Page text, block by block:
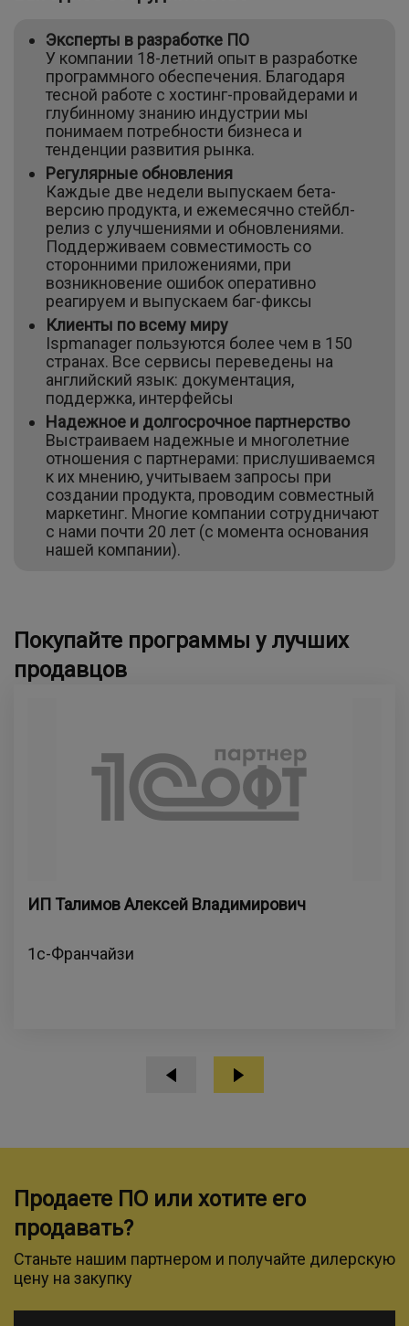
Эксперты в разработке ПО
У компании 18-летний опыт в разработке
программного обеспечения. Благодаря
тесной работе с хостинг-провайдерами и
глубинному знанию индустрии мы
понимаем потребности бизнеса и
тенденции развития рынка.
Регулярные обновления
Каждые две недели выпускаем бета-
версию продукта, и ежемесячно стейбл-
релиз с улучшениями и обновлениями.
Поддерживаем совместимость со
сторонними приложениями, при
возникновение ошибок оперативно
реагируем и выпускаем баг-фиксы
Клиенты по всему миру
Ispmanager пользуются более чем в 150
странах. Все сервисы переведены на
английский язык: документация,
поддержка, интерфейсы
Надежное и долгосрочное партнерство
Выстраиваем надежные и многолетние
отношения с партнерами: прислушиваемся
к их мнению, учитываем запросы при
создании продукта, проводим совместный
маркетинг. Многие компании сотрудничают
с нами почти 20 лет (с момента основания
нашей компании).
Покупайте программы у лучших
продавцов
ИП Талимов Алексей Владимирович
1с-Франчайзи
Продаете ПО или хотите его
продавать?
Станьте нашим партнером и получайте дилерскую
цену на закупку